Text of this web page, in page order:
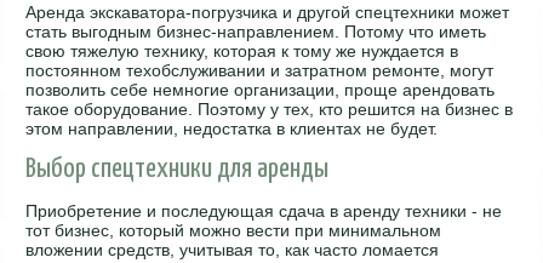
Аренда экскаватора-погрузчика и другой спецтехники может
стать выгодным бизнес-направлением. Потому что иметь
свою тяжелую технику, которая к тому же нуждается в
постоянном техобслуживании и затратном ремонте, могут
позволить себе немногие организации, проще арендовать
такое оборудование. Поэтому у тех, кто решится на бизнес в
этом направлении, недостатка в клиентах не будет.
Выбор спецтехники для аренды
Приобретение и последующая сдача в аренду техники - не
тот бизнес, который можно вести при минимальном
вложении средств, учитывая то, как часто ломается